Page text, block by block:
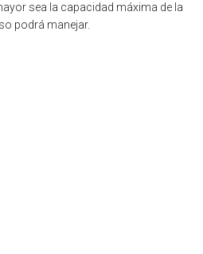
sea la capacidad máxima de la
podrá manejar.